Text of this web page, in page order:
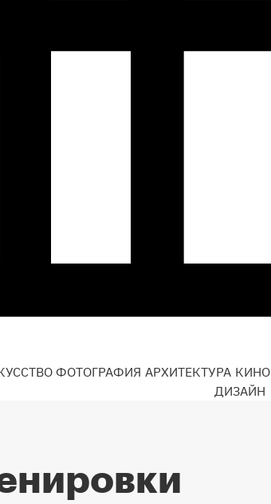
ФОТОГРАФИЯ АРХИТЕКТУРА КИНО
ДИЗАЙН